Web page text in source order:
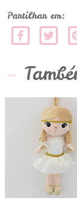
Partilhar em: